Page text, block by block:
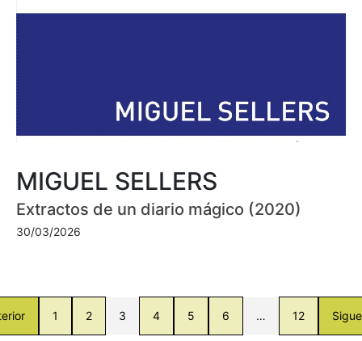
MIGUEL SELLERS
Extractos de un diario mágico (2020)
30/03/2026
1 2 3 4 5 6 … 12